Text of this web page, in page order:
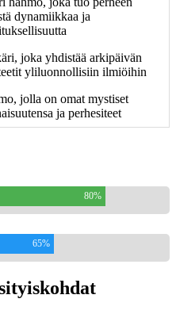
dynamiikkaa ja
joka yhdistää arkipäivän
yliluonnollisiin ilmiöihin
jolla on omat mystiset
ja perhesiteet
80%
65%